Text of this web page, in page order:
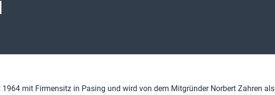
mit Firmensitz in Pasing und wird von dem Mitgründer Norbert Zahren als